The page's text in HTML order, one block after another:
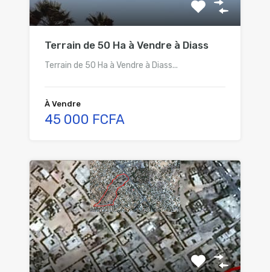
Terrain de 50 Ha à Vendre à Diass
Terrain de 50 Ha à Vendre à Diass...
À Vendre
45 000 FCFA